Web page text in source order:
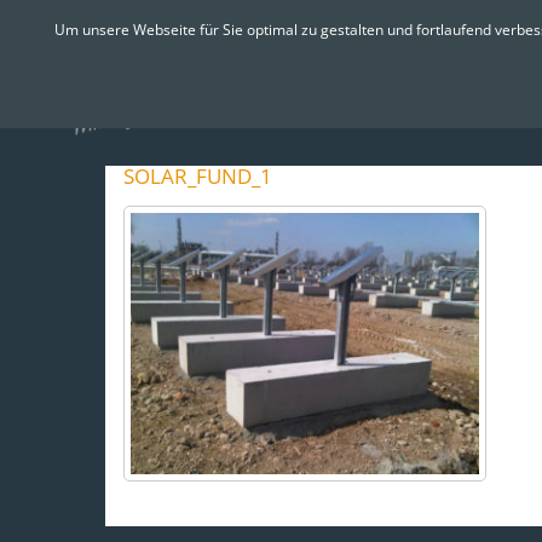
SOLAR_FUND_1
Um unsere Webseite für Sie optimal zu gestalten und fortlaufend